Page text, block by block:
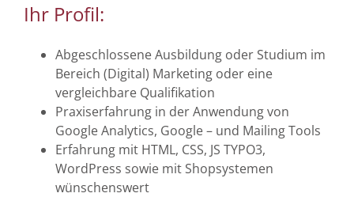
Ihr Profil:
Abgeschlossene Ausbildung oder Studium im
Bereich (Digital) Marketing oder eine
vergleichbare Qualifikation
Praxiserfahrung in der Anwendung von
Google Analytics, Google – und Mailing Tools
Erfahrung mit HTML, CSS, JS TYPO3,
WordPress sowie mit Shopsystemen
wünschenswert